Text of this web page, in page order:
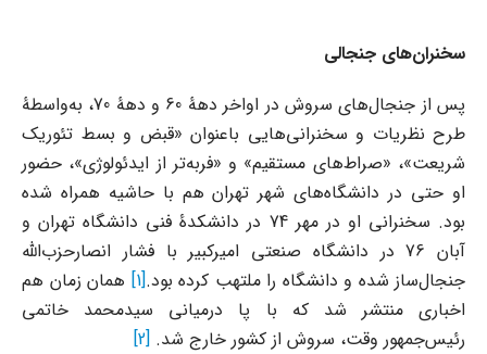
سخنران‌های جنجالی
پس از جنجال‌های سروش در اواخر دهۀ 60 و دهۀ 70، به‌واسطۀ
طرح نظریات و سخنرانی‌هایی باعنوان «قبض و بسط تئوریک
شریعت»، «صراط‌های مستقیم» و «فربه‌تر از ایدئولوژی»، حضور
او حتی در دانشگاه‌های شهر تهران هم با حاشیه همراه شده
بود. سخنرانی‌ او در مهر 74 در دانشکدۀ فنی دانشگاه تهران و
آبان 76 در دانشگاه صنعتی امیرکبیر با فشار انصارحزب‌الله
جنجال‌ساز شده و دانشگاه را ملتهب کرده بود.[1]
همان زمان هم
اخباری منتشر شد که با پا درمیانی سیدمحمد خاتمی
رئیس‌جمهور وقت، سروش از کشور خارج شد. [2]